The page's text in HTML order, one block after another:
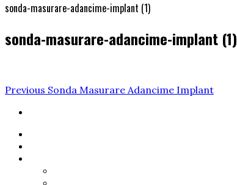
sonda-masurare-adancime-implant (1)
sonda-masurare-adancime-implant (1)
Navigare
articole
Previous
Previous Sonda Masurare Adancime Implant